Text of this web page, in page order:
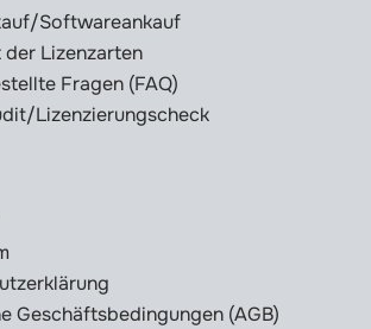
Softwareankauf
Lizenzarten
Fragen (FAQ)
Lizenzierungscheck
Geschäftsbedingungen (AGB)